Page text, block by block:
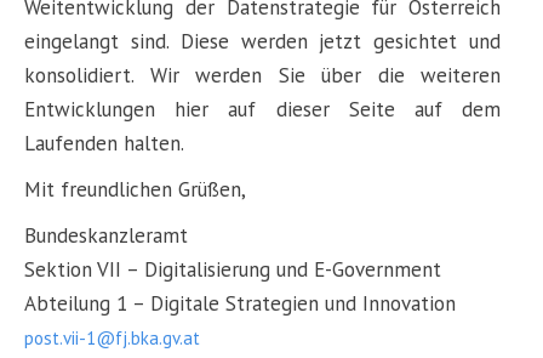
Weitentwicklung der Datenstrategie für Österreich
eingelangt sind. Diese werden jetzt gesichtet und
konsolidiert. Wir werden Sie über die weiteren
Entwicklungen hier auf dieser Seite auf dem
Laufenden halten.
Mit freundlichen Grüßen,
Bundeskanzleramt
Sektion VII – Digitalisierung und E-Government
Abteilung 1 – Digitale Strategien und Innovation
post.vii-1@fj.bka.gv.at